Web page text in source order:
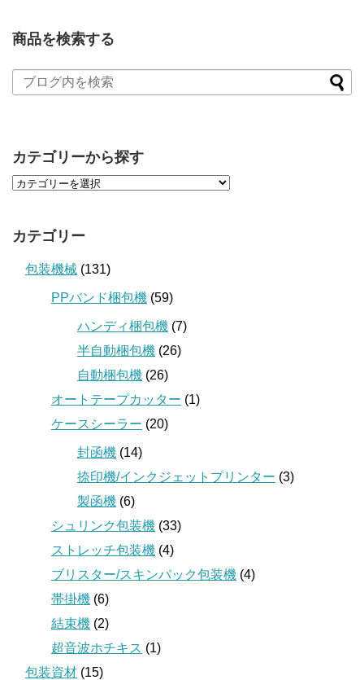
商品を検索する
カテゴリーから探す
カテゴリー
包装機械 (131)
PPバンド梱包機 (59)
ハンディ梱包機 (7)
半自動梱包機 (26)
自動梱包機 (26)
オートテープカッター (1)
ケースシーラー (20)
封函機 (14)
捺印機/インクジェットプリンター (3)
製函機 (6)
シュリンク包装機 (33)
ストレッチ包装機 (4)
ブリスター/スキンパック包装機 (4)
帯掛機 (6)
結束機 (2)
超音波ホチキス (1)
包装資材 (15)